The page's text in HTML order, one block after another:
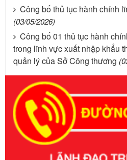
Công bố thủ tục hành chính
(03/05/2026)
Công bố 01 thủ tục hành
trong lĩnh vực xuất nhập khẩu
quản lý của Sở Công thương